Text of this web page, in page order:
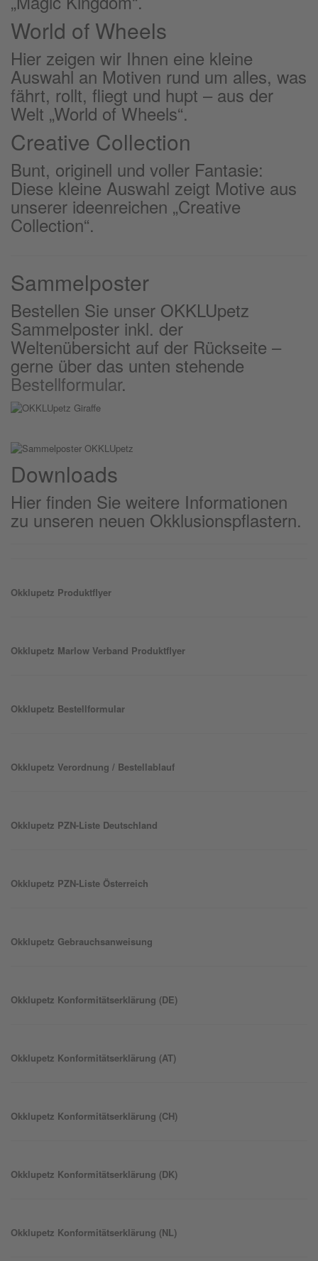
World of Wheels
Hier zeigen wir Ihnen eine kleine
Auswahl an Motiven rund um alles, was
fährt, rollt, fliegt und hupt – aus der
Welt „World of Wheels“.
Creative Collection
Bunt, originell und voller Fantasie:
Diese kleine Auswahl zeigt Motive aus
unserer ideenreichen „Creative
Collection“.
Sammelposter
Bestellen Sie unser OKKLUpetz
Sammelposter inkl. der
Weltenübersicht auf der Rückseite –
gerne über das unten stehende
Bestellformular.
Downloads
Hier finden Sie weitere Informationen
zu unseren neuen Okklusionspflastern.
Okklupetz Produktflyer
Okklupetz Marlow Verband Produktflyer
Okklupetz Bestellformular
Okklupetz Verordnung / Bestellablauf
Okklupetz PZN-Liste Deutschland
Okklupetz PZN-Liste Österreich
Okklupetz Gebrauchsanweisung
Okklupetz Konformitätserklärung (DE)
Okklupetz Konformitätserklärung (AT)
Okklupetz Konformitätserklärung (CH)
Okklupetz Konformitätserklärung (DK)
Okklupetz Konformitätserklärung (NL)